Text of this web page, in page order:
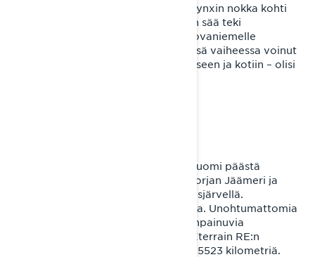
Vaihtoehtona ei ollut kuin kääntää Lynxin nokka kohti
jälleen kohti etelää. Märkä ja lämmin sää teki
sukkuloinnista Länsi-Lapin kautta Rovaniemelle
haastavaa, mutta periksi ei enää tässä vaiheessa voinut
antaa. Ivaloon – matkan lähtöpisteeseen ja kotiin – olisi
Reilut kaksi viikkoa kelkan selässä. Suomi päästä
päähän, lossimatka, Suomenlahti, Norjan Jäämeri ja
kolmen valtakunnan rajapyykki Kilpisjärvellä.
Uupumusta, kylmää, märkää, hikoilua. Unohtumattomia
yksinäisiä hetkiä erämaassa, mieleenpainuvia
kohtaamisia ihmisten kanssa. Lynx Xterrain RE:n
matkamittari näytti Ivalossa lopulta 5523 kilometriä.